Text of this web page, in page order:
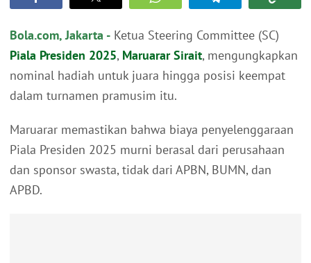
Bola.com, Jakarta - Ketua Steering Committee (SC)
Piala Presiden 2025, Maruarar Sirait, mengungkapkan
nominal hadiah untuk juara hingga posisi keempat
dalam turnamen pramusim itu.
Maruarar memastikan bahwa biaya penyelenggaraan
Piala Presiden 2025 murni berasal dari perusahaan
dan sponsor swasta, tidak dari APBN, BUMN, dan
APBD.